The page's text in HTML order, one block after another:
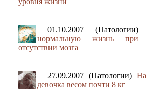
01.10.2007 (Патологии)
нормальную жизнь при
отсутствии мозга
27.09.2007 (Патологии)
девочка весом почти 8 кг